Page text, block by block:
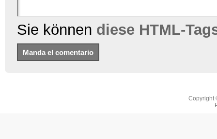
Sie können diese HTML-
Copyright